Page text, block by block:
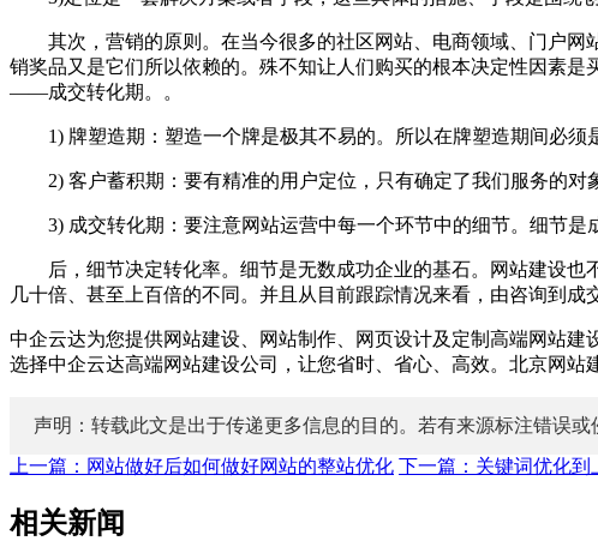
其次，营销的原则。在当今很多的社区网站、电商领域、门户网
销奖品又是它们所以依赖的。殊不知让人们购买的根本决定性因素
——成交转化期。。
1) 牌塑造期：塑造一个牌是极其不易的。所以在牌塑造期间必须
2) 客户蓄积期：要有精准的用户定位，只有确定了我们服务的对
3) 成交转化期：要注意网站运营中每一个环节中的细节。细节是
后，细节决定转化率。细节是无数成功企业的基石。网站建设也
几十倍、甚至上百倍的不同。并且从目前跟踪情况来看，由咨询到
中企云达为您提供网站建设、网站制作、网页设计及定制高端网站
选择中企云达高端网站建设公司，让您省时、省心、高效。北京网站
声明：转载此文是出于传递更多信息的目的。若有来源标注错误
上一篇：网站做好后如何做好网站的整站优化 下一篇：关键词优化到
相关新闻